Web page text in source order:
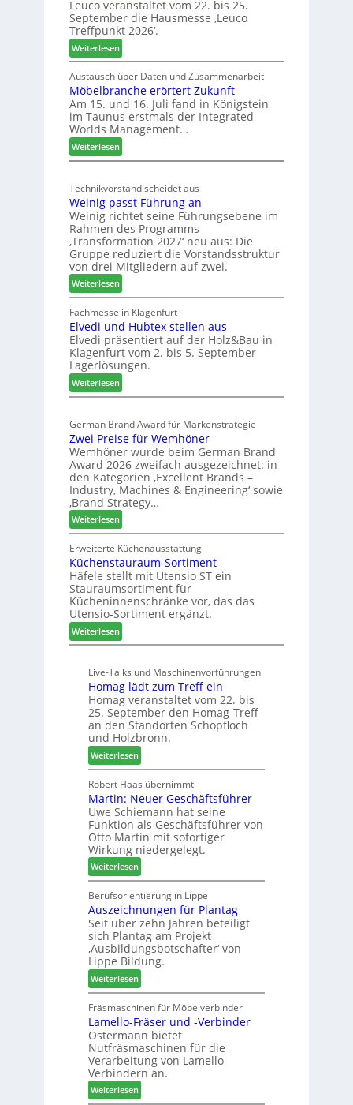
h
C
M
D
e
u
s
h
l
a
n
d
Leuco veranstaltet vom 22. bis 25.
September die Hausmesse ‚Leuco
Treffpunkt 2026‘.
Weiterlesen:
L
e
u
c
o
l
ä
d
z
u
r
H
a
u
s
m
e
s
s
e
Austausch über Daten und Zusammenarbeit
Möbelbranche erörtert Zukunft
Am 15. und 16. Juli fand in Königstein
im Taunus erstmals der Integrated
Worlds Management…
Weiterlesen:
M
b
e
l
b
r
a
n
c
h
e
e
r
ö
r
t
e
t
Z
u
k
u
n
f
t
Technikvorstand scheidet aus
Weinig passt Führung an
Weinig richtet seine Führungsebene im
Rahmen des Programms
‚Transformation 2027‘ neu aus: Die
Gruppe reduziert die Vorstandsstruktur
von drei Mitgliedern auf zwei.
Weiterlesen:
W
e
i
n
i
g
p
a
s
t
F
ü
h
r
u
n
g
a
n
Fachmesse in Klagenfurt
Elvedi und Hubtex stellen aus
Elvedi präsentiert auf der Holz&Bau in
Klagenfurt vom 2. bis 5. September
Lagerlösungen.
Weiterlesen:
E
v
e
d
i
u
n
d
H
u
b
t
e
x
s
t
e
n
a
u
s
German Brand Award für Markenstrategie
Zwei Preise für Wemhöner
Wemhöner wurde beim German Brand
Award 2026 zweifach ausgezeichnet: in
den Kategorien ‚Excellent Brands –
Industry, Machines & Engineering‘ sowie
‚Brand Strategy…
Weiterlesen:
Z
w
e
i
P
r
e
i
s
f
ü
r
W
e
m
h
ö
n
e
r
Erweiterte Küchenausstattung
Küchenstauraum-Sortiment
Häfele stellt mit Utensio ST ein
Stauraumsortiment für
Kücheninnenschränke vor, das das
Utensio-Sortiment ergänzt.
Weiterlesen:
K
c
h
e
n
s
t
a
u
r
a
u
m
-
S
o
r
t
i
m
e
n
t
Live-Talks und Maschinenvorführungen
Homag lädt zum Treff ein
Homag veranstaltet vom 22. bis
25. September den Homag-Treff
an den Standorten Schopfloch
und Holzbronn.
Weiterlesen:
H
o
m
a
g
l
ä
d
t
z
u
m
T
r
e
f
f
e
i
n
Robert Haas übernimmt
Martin: Neuer Geschäftsführer
Uwe Schiemann hat seine
Funktion als Geschäftsführer von
Otto Martin mit sofortiger
Wirkung niedergelegt.
Weiterlesen:
M
a
r
t
i
n
:
N
e
u
e
r
G
e
s
c
Berufsorientierung in Lippe
Auszeichnungen für Plantag
Seit über zehn Jahren beteiligt
sich Plantag am Projekt
‚Ausbildungsbotschafter‘ von
Lippe Bildung.
Weiterlesen:
A
u
s
z
e
i
c
h
Fräsmaschinen für Möbelverbinder
Lamello-Fräser und -Verbinder
Ostermann bietet
Nutfräsmaschinen für die
Verarbeitung von Lamello-
Verbindern an.
Weiterlesen: